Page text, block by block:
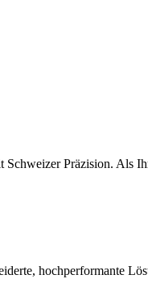
Schweizer Präzision. Als
hochperformante